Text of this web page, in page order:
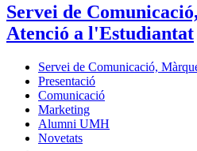
Servei de
Atenció a l'Estudiantat
Servei de Comunicació,
Presentació
Comunicació
Marketing
Alumni UMH
Novetats